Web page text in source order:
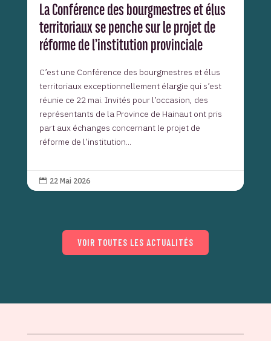
La Conférence des bourgmestres et élus
territoriaux se penche sur le projet de
réforme de l’institution provinciale
C’est une Conférence des bourgmestres et élus
territoriaux exceptionnellement élargie qui s’est
réunie ce 22 mai. Invités pour l’occasion, des
représentants de la Province de Hainaut ont pris
part aux échanges concernant le projet de
réforme de l’institution...
 22 Mai 2026
VOIR TOUTES LES ACTUALITÉS